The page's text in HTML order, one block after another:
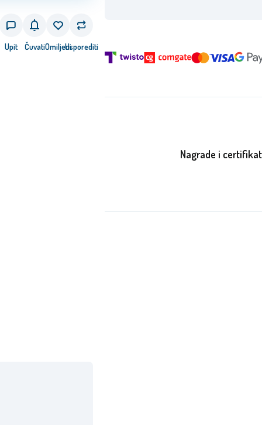
Upit ČuvatiOmiljeniUsporediti
Nagrade i